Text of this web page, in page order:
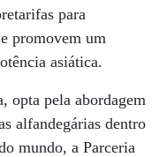
para
promovem um
asiática.
opta pela abordagem
alfandegárias dentro
mundo, a Parceria